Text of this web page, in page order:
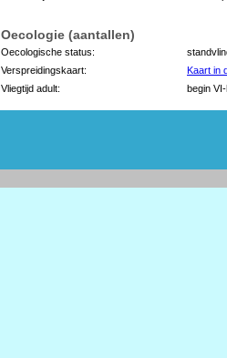
Oecologie (aantallen)
Oecologische status:
Verspreidingskaart:
Kaart in
Vliegtijd adult:
begin